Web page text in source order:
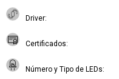
Driver
Certificados
Número y Tipo de LEDs